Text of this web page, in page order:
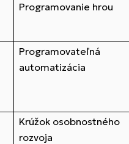
Programovanie hrou
Programovateľná
automatizácia
Krúžok osobnostného
rozvoja